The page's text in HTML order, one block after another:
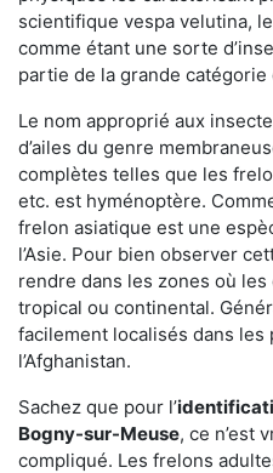
scientifique vespa velutina,
comme étant une sorte
partie de la grande catégorie
Le nom approprié aux
d’ailes du genre
complètes telles que les
etc. est hyménoptère.
frelon asiatique est une
l’Asie. Pour bien observer
rendre dans les zones où
tropical ou continental.
facilement localisés dans les
l’Afghanistan.
Sachez que pour l’
Bogny-sur-Meuse, ce n’est
compliqué. Les frelons